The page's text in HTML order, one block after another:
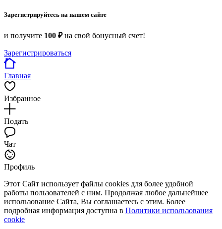
Зарегистрируйтесь на нашем сайте
и получите 100 ₽на свой бонусный счет!
Зарегистрироваться
Главная
Избранное
Подать
Чат
Профиль
Этот Сайт использует файлы cookies для более удобной
работы пользователей с ним. Продолжая любое дальнейшее
использование Сайта, Вы соглашаетесь с этим. Более
подробная информация доступна в Политики использования
cookie